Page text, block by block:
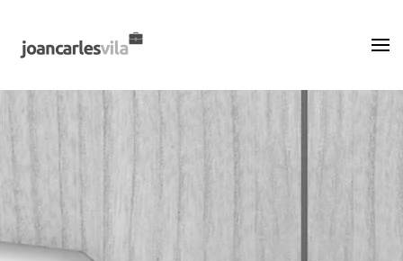
Ir al contenido principal